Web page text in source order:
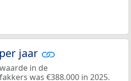
jaar
waarde in de
was €388.000 in 2025.